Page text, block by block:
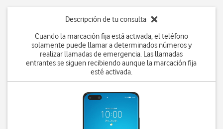
Descripción de tu consulta
Cuando la marcación fija está activada, el teléfono
solamente puede llamar a determinados números y
realizar llamadas de emergencia. Las llamadas
entrantes se siguen recibiendo aunque la marcación fija
esté activada.